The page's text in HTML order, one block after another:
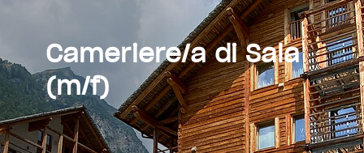
Cameriere/a di Sala
(m/f)